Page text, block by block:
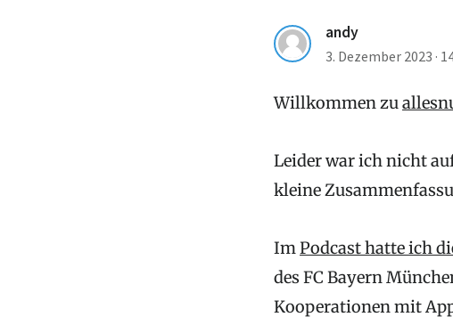
andy
3. Dezember 2023 ·
Willkommen zu
Leider war ich nicht
kleine
ImPodcast hatte ich
des FC Bayern
Kooperationen mit